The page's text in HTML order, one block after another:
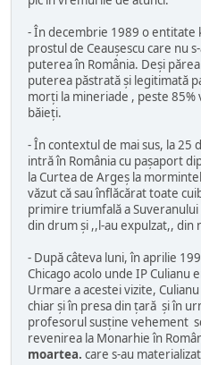
- În decembrie 1989 o entitate
prostul de Ceauşescu care nu
puterea în România. Deşi
puterea păstrată şi legitimată
morţi la mineriade , peste
băieţi.
- În contextul de mai sus, la 25
intră în România cu paşaport
la Curtea de Argeş la
văzut că sau înflăcărat toate
primire triumfală a
din drum şi ,,l-au expulzat,, din
- După câteva luni, în aprilie
Chicago acolo unde IP Culianu
Urmare a acestei vizite,
chiar şi în presa din ţară şi în
profesorul susţine vehement
revenirea la Monarhie în
moartea. care s-au